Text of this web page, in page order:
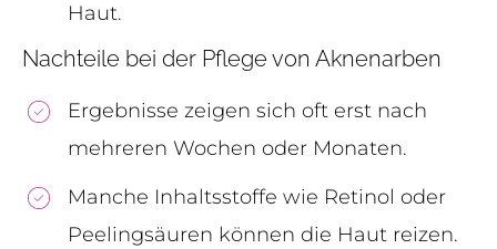
Haut.
Nachteile bei der Pflege von Aknenarben
Ergebnisse zeigen sich oft erst nach
mehreren Wochen oder Monaten.
Manche Inhaltsstoffe wie Retinol oder
Peelingsäuren können die Haut reizen.